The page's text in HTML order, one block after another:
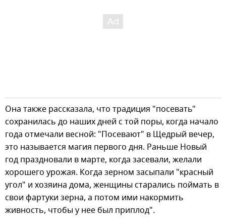
Она также рассказала, что традиция "посевать"
сохранилась до наших дней с той поры, когда начало
года отмечали весной: "Посевают" в Щедрый вечер,
это называется магия первого дня. Раньше Новый
год праздновали в марте, когда засевали, желали
хорошего урожая. Когда зерном засыпали "красный
угол" и хозяина дома, женщины старались поймать в
свои фартуки зерна, а потом ими накормить
живность, чтобы у нее был приплод".